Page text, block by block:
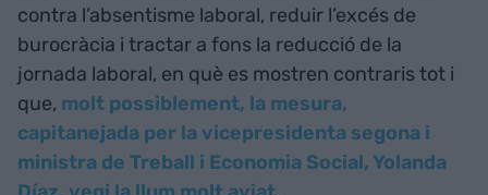
contra l’absentisme laboral, reduir l’excés de
burocràcia i tractar a fons la reducció de la
jornada laboral, en què es mostren contraris tot i
que, molt possiblement, la mesura,
capitanejada per la vicepresidenta segona i
ministra de Treball i Economia Social, Yolanda